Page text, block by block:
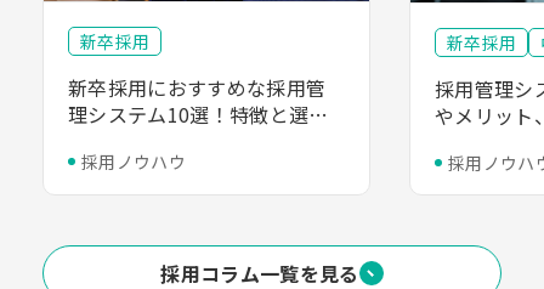
新卒採用
新卒採用におすすめな採用管
理システム10選！特徴と選び
採用ノウハウ
新卒採用
採用管理シ
やメリット
採用ノウハ
採用コラム一覧を見る